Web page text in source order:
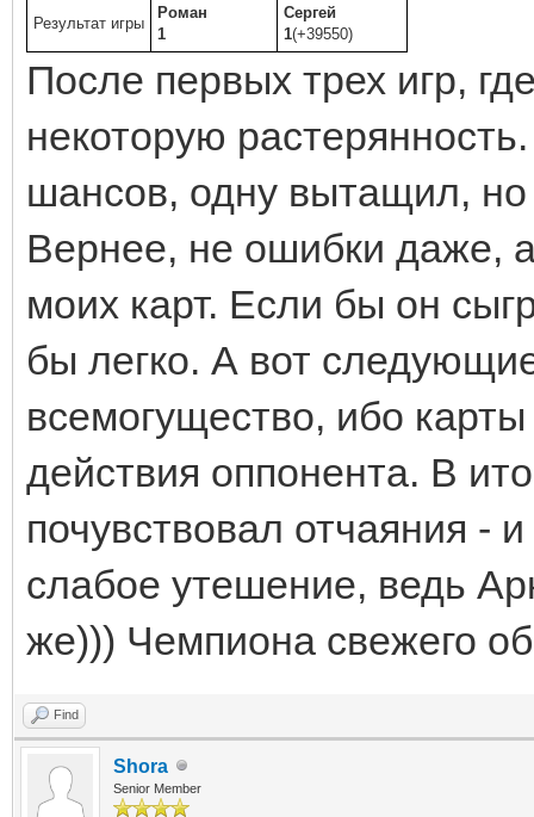
Результат игры
Роман
1
Сергей
1(+39550)
После первых трех игр,
некоторую
шансов, одну вытащил,
Вернее, не ошибки даже,
моих карт. Если бы он
бы легко. А вот
всемогущество, ибо
действия оппонента. В
почувствовал отчаяния -
слабое утешение, ведь
же))) Чемпиона свежего
Find
Shora
Senior Member